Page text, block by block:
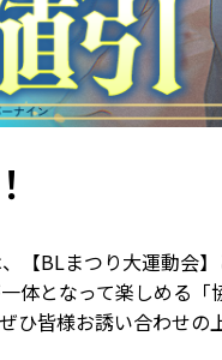
【BLまつり大運動会】
体となって楽しめる「
ひ皆様お誘い合わせの